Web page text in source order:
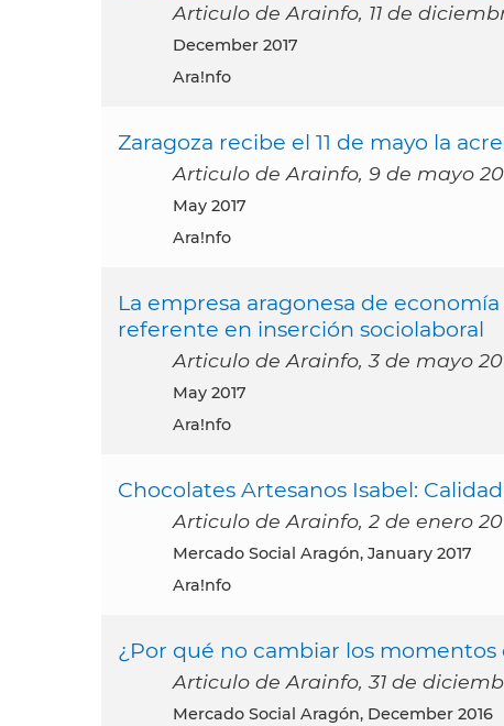
Articulo de Arainfo, 11 de
December 2017
Ara!nfo
Zaragoza recibe el 11 de mayo la
Articulo de Arainfo, 9 de mayo
May 2017
Ara!nfo
La empresa aragonesa de
referente en inserción sociolaboral
Articulo de Arainfo, 3 de mayo
May 2017
Ara!nfo
Chocolates Artesanos Isabel:
Articulo de Arainfo, 2 de enero
Mercado Social Aragón, January 2017
Ara!nfo
¿Por qué no cambiar los
Articulo de Arainfo, 31 de
Mercado Social Aragón, December 2016